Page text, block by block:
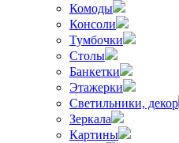
Комоды
Консоли
Тумбочки
Столы
Банкетки
Этажерки
Светильники, декор
Зеркала
Картины